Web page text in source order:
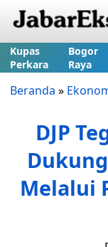
Kupas
Perkara
Bogor
Raya
Beranda »
DJP
Melalui